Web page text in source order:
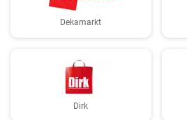
Dekamarkt
Dirk